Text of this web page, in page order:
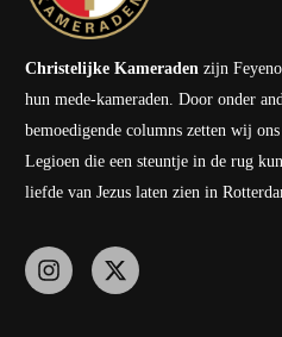
Christelijke Kameraden zijn
hun mede-kameraden. Door onder
bemoedigende columns zetten wij
Legioen die een steuntje in de rug
liefde van Jezus laten zien in